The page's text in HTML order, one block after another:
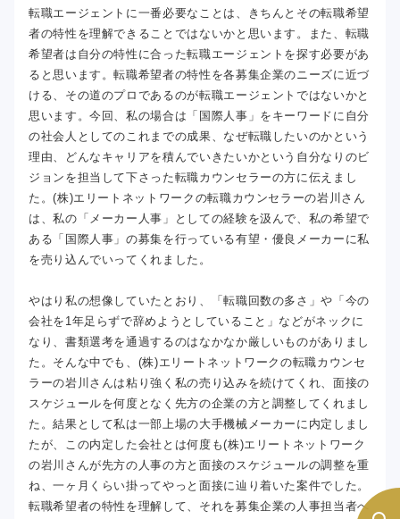
転職エージェントに一番必要なことは、きちんとその転職希望
者の特性を理解できることではないかと思います。また、転職
希望者は自分の特性に合った転職エージェントを探す必要があ
ると思います。転職希望者の特性を各募集企業のニーズに近づ
ける、その道のプロであるのが転職エージェントではないかと
思います。今回、私の場合は「国際人事」をキーワードに自分
の社会人としてのこれまでの成果、なぜ転職したいのかという
理由、どんなキャリアを積んでいきたいかという自分なりのビ
ジョンを担当して下さった転職カウンセラーの方に伝えまし
た。(株)エリートネットワークの転職カウンセラーの岩川さん
は、私の「メーカー人事」としての経験を汲んで、私の希望で
ある「国際人事」の募集を行っている有望・優良メーカーに私
を売り込んでいってくれました。
やはり私の想像していたとおり、「転職回数の多さ」や「今の
会社を1年足らずで辞めようとしていること」などがネックに
なり、書類選考を通過するのはなかなか厳しいものがありまし
た。そんな中でも、(株)エリートネットワークの転職カウンセ
ラーの岩川さんは粘り強く私の売り込みを続けてくれ、面接の
スケジュールを何度となく先方の企業の方と調整してくれまし
た。結果として私は一部上場の大手機械メーカーに内定しまし
たが、この内定した会社とは何度も(株)エリートネットワーク
の岩川さんが先方の人事の方と面接のスケジュールの調整を重
ね、一ヶ月くらい掛ってやっと面接に辿り着いた案件でした。
転職希望者の特性を理解して、それを募集企業の人事担当者へ